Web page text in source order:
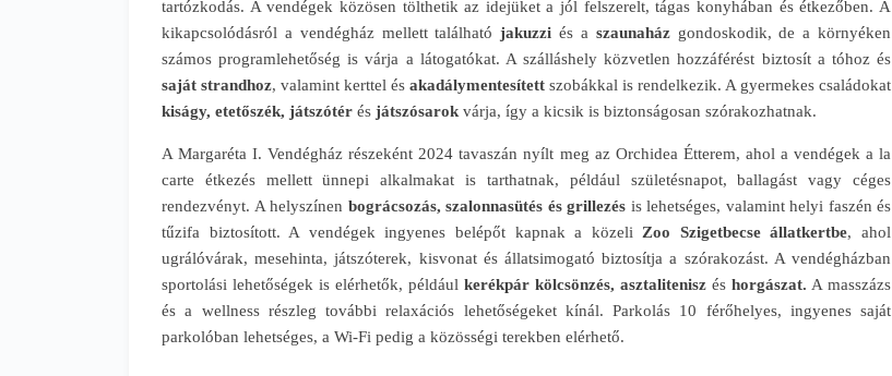
tartózkodás. A vendégek közösen tölthetik az idejüket a jól felszerelt, tágas konyhában és étkezőben. A
kikapcsolódásról a vendégház mellett található jakuzzi és a szaunaházgondoskodik, de a környéken
számos programlehetőség is várja a látogatókat. A szálláshely közvetlen hozzáférést biztosít a tóhoz és
saját strandhoz, valamint kerttel és akadálymentesített szobákkal is rendelkezik. A gyermekes családokat
kiságy, etetőszék, játszótér és játszósarok várja, így a kicsik is biztonságosan szórakozhatnak.
A Margaréta I. Vendégház részeként 2024 tavaszán nyílt meg az Orchidea Étterem, ahol a vendégek a la
carte étkezés mellett ünnepi alkalmakat is tarthatnak, például születésnapot, ballagást vagy céges
rendezvényt. A helyszínen bográcsozás, szalonnasütés és grillezés is lehetséges, valamint helyi faszén és
tűzifa biztosított. A vendégek ingyenes belépőt kapnak a közeli Zoo Szigetbecse állatkertbe, ahol
ugrálóvárak, mesehinta, játszóterek, kisvonat és állatsimogató biztosítja a szórakozást. A vendégházban
sportolási lehetőségek is elérhetők, például kerékpár kölcsönzés, asztalitenisz és horgászat. A masszázs
és a wellness részleg további relaxációs lehetőségeket kínál. Parkolás 10 férőhelyes, ingyenes saját
parkolóban lehetséges, a Wi-Fi pedig a közösségi terekben elérhető.